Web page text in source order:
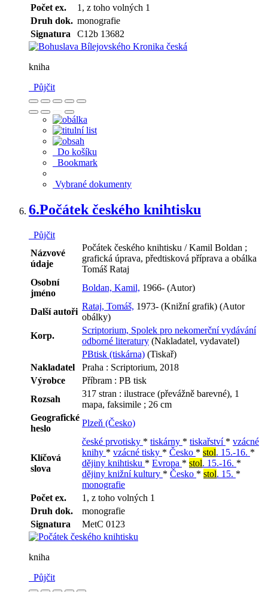
Počet ex.
1, z toho volných 1
Druh dok. monografie
Signatura
C12b 13682
kniha
Půjčit
Do košíku
Bookmark
Vybrané dokumenty
6.Počátek českého knihtisku
Půjčit
Názvové
údaje
Počátek českého knihtisku / Kamil Boldan ;
grafická úprava, předtisková příprava a obálka
Tomáš Rataj
Osobní
jméno
Boldan, Kamil, 1966- (Autor)
Další autoři
Rataj, Tomáš, 1973- (Knižní grafik) (Autor
obálky)
Korp.
Scriptorium, Spolek pro nekomerční vydávání
odborné literatury (Nakladatel, vydavatel)
PBtisk (tiskárna) (Tiskař)
Nakladatel
Praha : Scriptorium, 2018
Výrobce
Příbram : PB tisk
Rozsah
317 stran : ilustrace (převážně barevné), 1
mapa, faksimile ; 26 cm
Geografické
heslo
Plzeň (Česko)
Klíčová
slova
české prvotisky * tiskárny * tiskařství * vzácné
knihy * vzácné tisky * Česko * stol. 15.-16. *
dějiny knihtisku * Evropa * stol. 15.-16. *
dějiny knižní kultury * Česko * stol. 15. *
monografie
Počet ex.
1, z toho volných 1
Druh dok.
monografie
Signatura
MetC 0123
kniha
Půjčit